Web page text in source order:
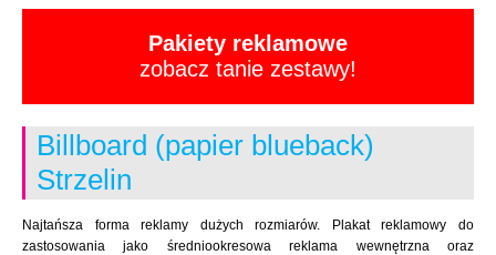
Pakiety reklamowe
zobacz tanie zestawy!
Billboard (papier blueback)
Strzelin
Najtańsza forma reklamy dużych rozmiarów. Plakat reklamowy do
zastosowania jako średniookresowa reklama wewnętrzna oraz